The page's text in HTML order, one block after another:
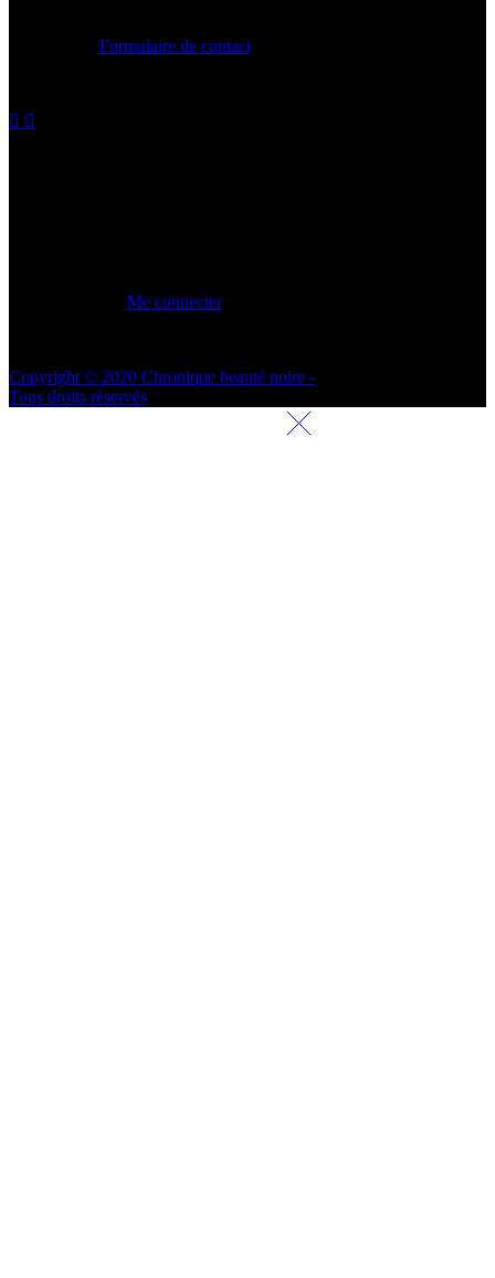
Formulaire de contact
Me connecter
Copyright © 2020 Chronique beauté noire -
Tous droits réservés